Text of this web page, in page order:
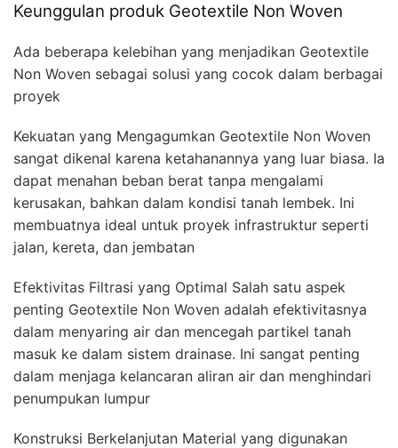
Keunggulan produk Geotextile Non Woven
Ada beberapa kelebihan yang menjadikan Geotextile
Non Woven sebagai solusi yang cocok dalam berbagai
proyek
Kekuatan yang Mengagumkan Geotextile Non Woven
sangat dikenal karena ketahanannya yang luar biasa. Ia
dapat menahan beban berat tanpa mengalami
kerusakan, bahkan dalam kondisi tanah lembek. Ini
membuatnya ideal untuk proyek infrastruktur seperti
jalan, kereta, dan jembatan
Efektivitas Filtrasi yang Optimal Salah satu aspek
penting Geotextile Non Woven adalah efektivitasnya
dalam menyaring air dan mencegah partikel tanah
masuk ke dalam sistem drainase. Ini sangat penting
dalam menjaga kelancaran aliran air dan menghindari
penumpukan lumpur
Konstruksi Berkelanjutan Material yang digunakan